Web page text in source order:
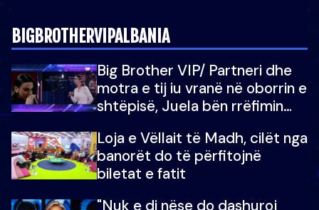
BIGBROTHERVIPALBANIA
Big Brother VIP/ Partneri dhe
motra e tij iu vranë në oborrin e
shtëpisë, Juela bën rrëfimin
do të martoheshim, por zemra
mu copëtua
Loja e Vëllait të Madh, cilët nga
banorët do të përfitojnë
biletat e fatit
"Nuk e di nëse do dashuroj